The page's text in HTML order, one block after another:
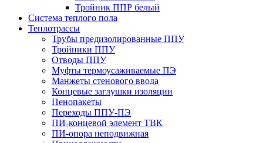
Тройник ППР белый
Система теплого пола
Теплотрассы
Трубы предизолированные ППУ
Тройники ППУ
Отводы ППУ
Муфты термоусаживаемые ПЭ
Манжеты стенового ввода
Концевые заглушки изоляции
Пенопакеты
Переходы ППУ-ПЭ
ПИ-концевой элемент ТВК
ПИ-опора неподвижная